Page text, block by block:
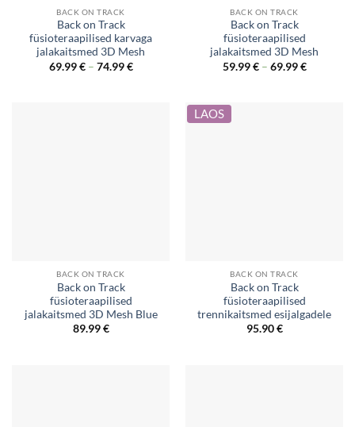
BACK ON TRACK
Back on Track
füsioteraapilised karvaga
jalakaitsmed 3D Mesh
69.99€ – 74.99€Price
BACK ON TRACK
Back on Track
füsioteraapilised
jalakaitsmed 3D Mesh
59.99€ – 69.99€Price
BACK ON TRACK
Back on Track
füsioteraapilised
jalakaitsmed 3D Mesh Blue
89.99€
LAOS
BACK ON TRACK
Back on Track
füsioteraapilised
trennikaitsmed esijalgadele
95.90€